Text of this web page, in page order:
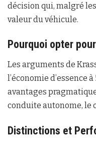
décision qui, malgré
valeur du véhicule.
Pourquoi opter
Les arguments de
l’économie d’essence
avantages
conduite autonome, le
Distinctions et